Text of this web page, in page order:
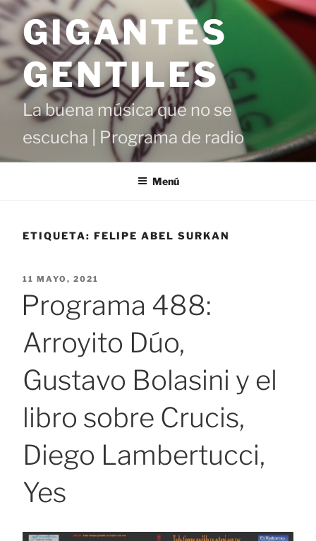
Saltar
contenido
GIGANTES
GENTILES
La buena música que no se
escucha | Programa de radio
Menú
ETIQUETA: FELIPE ABEL SURKAN
PUBLICADO
11 MAYO, 2021
Programa 488:
Arroyito Dúo,
Gustavo Bolasini y el
libro sobre Crucis,
Diego Lambertucci,
Yes